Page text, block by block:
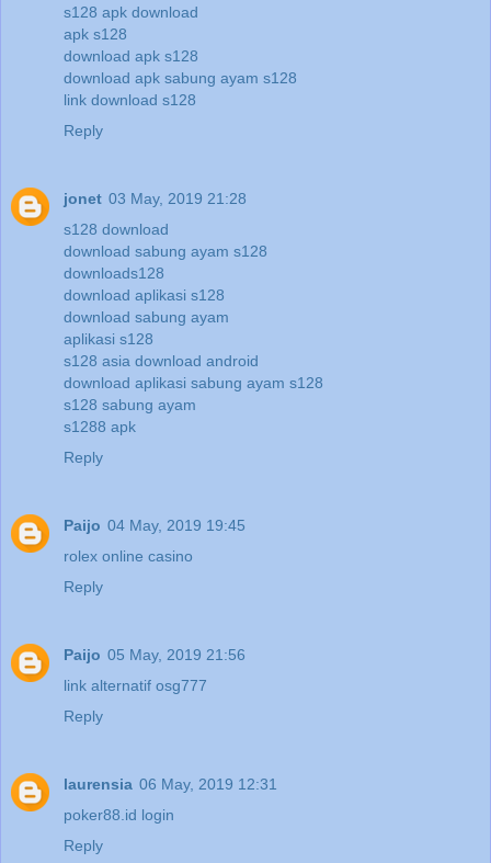
s128 apk download
apk s128
download apk s128
download apk sabung ayam s128
link download s128
Reply
jonet 03 May, 2019 21:28
s128 download
download sabung ayam s128
downloads128
download aplikasi s128
download sabung ayam
aplikasi s128
s128 asia download android
download aplikasi sabung ayam s128
s128 sabung ayam
s1288 apk
Reply
Paijo 04 May, 2019 19:45
rolex online casino
Reply
Paijo 05 May, 2019 21:56
link alternatif osg777
Reply
laurensia 06 May, 2019 12:31
poker88.id login
Reply